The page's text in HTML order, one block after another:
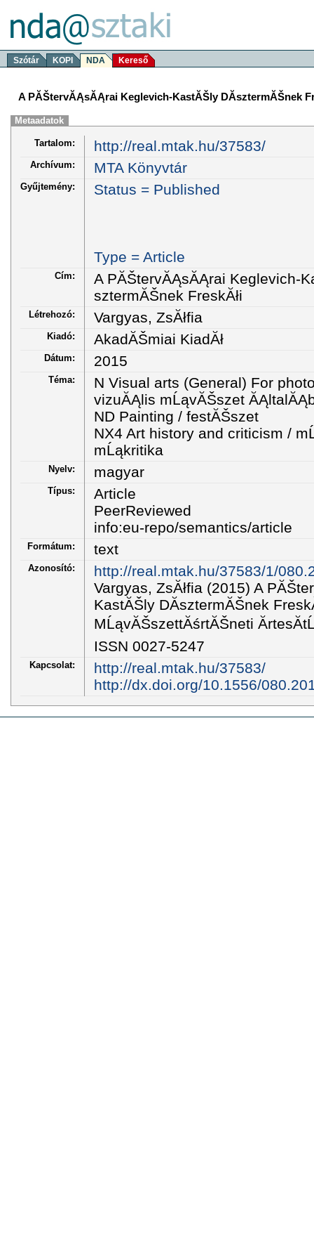
Szótár KOPI NDA Kereső
A PĂŠtervĂĄsĂĄrai Keglevich-KastĂŠly DĂ­sztermĂŠnek
Metaadatok
Tartalom: http://real.mtak.hu/37583/
Archívum: MTA Könyvtár
Gyűjtemény: Status = Published
Type = Article
Cím:
A PĂŠtervĂĄsĂĄrai Keglevich-
sztermĂŠnek FreskĂłi
Létrehozó: Vargyas, ZsĂłfia
Kiadó: AkadĂŠmiai KiadĂł
Dátum: 2015
Téma:
N Visual arts (General) For
vizuĂĄlis mĹąvĂŠszet
ND Painting / festĂŠszet
NX4 Art history and criticism /
mĹąkritika
Nyelv: magyar
Típus:
Article
PeerReviewed
info:eu-repo/semantics/article
Formátum: text
Azonosító:
http://real.mtak.hu/37583/1/
Vargyas, ZsĂłfia (2015) A
KastĂŠly DĂ­sztermĂŠnek
MĹąvĂŠszettĂśrtĂŠneti
ISSN 0027-5247
Kapcsolat:
http://real.mtak.hu/37583/
http://dx.doi.org/10.1556/